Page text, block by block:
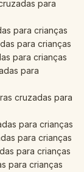
para
para crianças
para crianças
para crianças
para
cruzadas para
para crianças
para crianças
para crianças
para crianças